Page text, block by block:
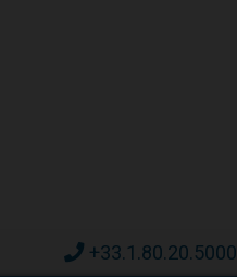
+33.1.80.20.5000